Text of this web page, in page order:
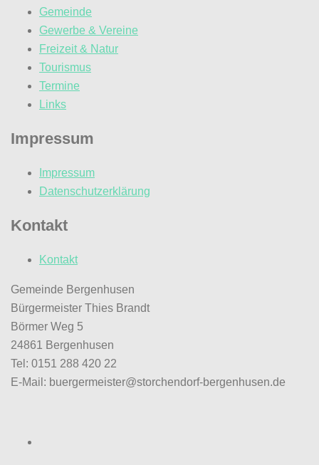
Gemeinde
Gewerbe & Vereine
Freizeit & Natur
Tourismus
Termine
Links
Impressum
Impressum
Datenschutzerklärung
Kontakt
Kontakt
Gemeinde Bergenhusen
Bürgermeister Thies Brandt
Börmer Weg 5
24861 Bergenhusen
Tel: 0151 288 420 22
E-Mail: buergermeister@storchendorf-bergenhusen.de